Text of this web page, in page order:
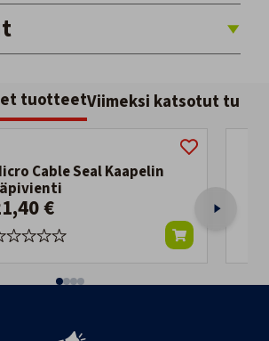
tuotteetViimeksi katsotut
Cable Seal Kaapelin
€